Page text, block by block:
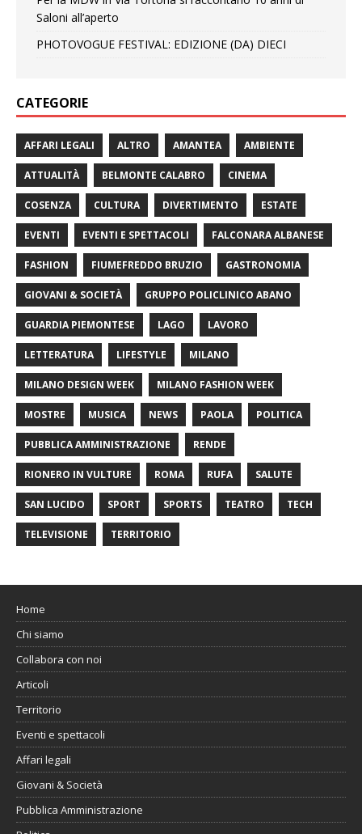
Saloni all’aperto
PHOTOVOGUE FESTIVAL: EDIZIONE (DA) DIECI
CATEGORIE
AFFARI LEGALI ALTRO AMANTEA AMBIENTE
ATTUALITÀ BELMONTE CALABRO CINEMA
COSENZA CULTURA DIVERTIMENTO ESTATE
EVENTI EVENTI E SPETTACOLI FALCONARA ALBANESE
FASHION FIUMEFREDDO BRUZIO GASTRONOMIA
GIOVANI & SOCIETÀ GRUPPO POLICLINICO ABANO
GUARDIA PIEMONTESE LAGO LAVORO
LETTERATURA LIFESTYLE MILANO
MILANO DESIGN WEEK MILANO FASHION WEEK
MOSTRE MUSICA NEWS PAOLA POLITICA
PUBBLICA AMMINISTRAZIONE RENDE
RIONERO IN VULTURE ROMA RUFA SALUTE
SAN LUCIDO SPORT SPORTS TEATRO TECH
TELEVISIONE TERRITORIO
Home
Chi siamo
Collabora con noi
Articoli
Territorio
Eventi e spettacoli
Affari legali
Giovani & Società
Pubblica Amministrazione